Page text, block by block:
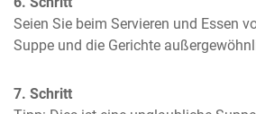
Seien Sie beim Servieren und Essen
Suppe und die Gerichte
7. Schritt